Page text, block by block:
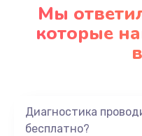
Мы
которые
Диагностика
бесплатно?